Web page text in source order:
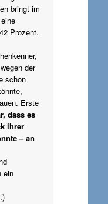
bringt im
Prozent.
der
schon
Erste
dass es
ihrer
– an
ein